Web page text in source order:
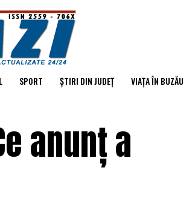
SPORT ȘTIRI DIN JUDEȚ VIAȚA ÎN BUZĂU
anunț a